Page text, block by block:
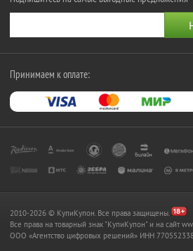
Принимаем к оплате:
2010-2026 © КупиКупон. Все права защищены.
Все права на товарный знак "КупиКупон" и на сайт
OOO «Агентство цифровых решений» ИНН